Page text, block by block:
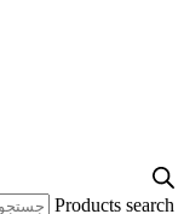
Products search